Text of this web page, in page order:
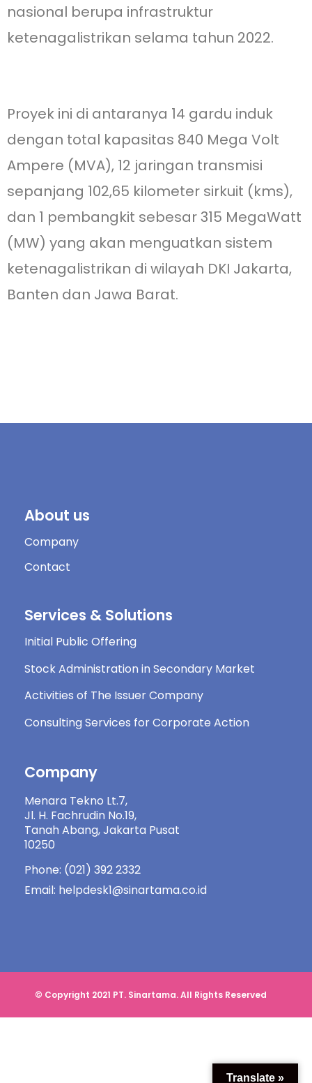
nasional berupa infrastruktur
ketenagalistrikan selama tahun 2022.
Proyek ini di antaranya 14 gardu induk
dengan total kapasitas 840 Mega Volt
Ampere (MVA), 12 jaringan transmisi
sepanjang 102,65 kilometer sirkuit (kms),
dan 1 pembangkit sebesar 315 MegaWatt
(MW) yang akan menguatkan sistem
ketenagalistrikan di wilayah DKI Jakarta,
Banten dan Jawa Barat.
About us
Company
Contact
Services & Solutions
Initial Public Offering
Stock Administration in Secondary Market
Activities of The Issuer Company
Consulting Services for Corporate Action
Company
Menara Tekno Lt.7,
Jl. H. Fachrudin No.19,
Tanah Abang, Jakarta Pusat
10250
Phone: (021) 392 2332
Email: helpdesk1@sinartama.co.id
© Copyright 2021 PT. Sinartama. All Rights Reserved
Translate »